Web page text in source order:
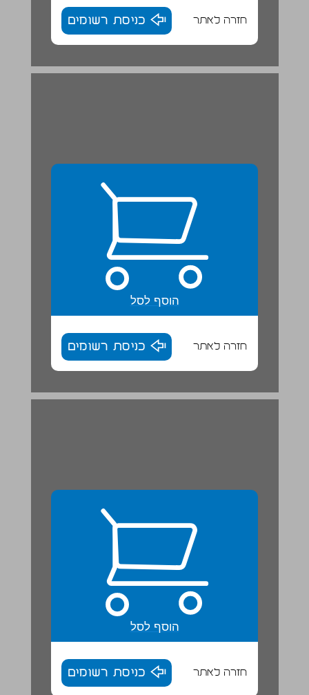
חזרה לאתר כניסת רשומים
הוסף לסל
חזרה לאתר כניסת רשומים
הוסף לסל
חזרה לאתר כניסת רשומים